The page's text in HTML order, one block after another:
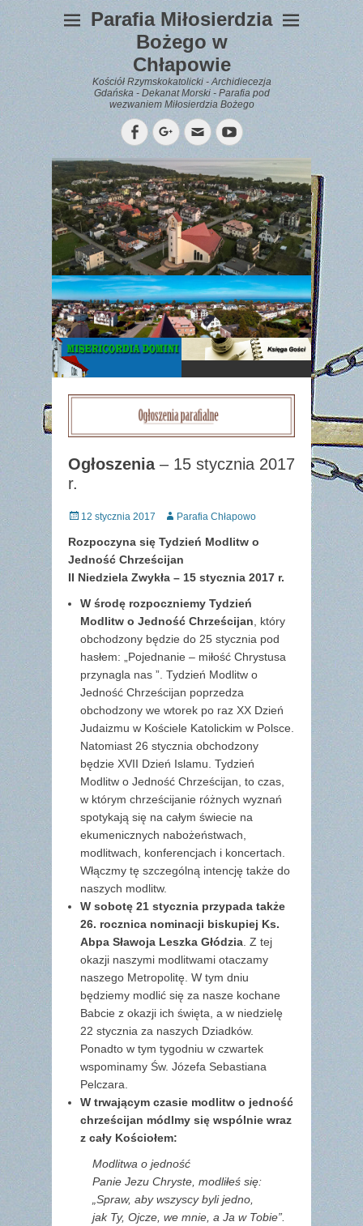
Parafia Miłosierdzia
Bożego w
Chłapowie
Kościół Rzymskokatolicki - Archidiecezja
Gdańska - Dekanat Morski - Parafia pod
wezwaniem Miłosierdzia Bożego
FacebookGoogleplus
EmailYouTube
WYPOCZYNEK
Gazetka
Parafialna
Ogłoszenia– 15 stycznia 2017
r.
Posted
12 stycznia 2017 Author
Parafia Chłapowo
Rozpoczyna się Tydzień Modlitw o
Jedność Chrześcijan
II Niedziela Zwykła – 15 stycznia 2017 r.
W środę rozpoczniemy Tydzień
Modlitw o Jedność Chrześcijan , który
obchodzony będzie do 25 stycznia pod
hasłem: „Pojednanie – miłość Chrystusa
przynagla nas ”. Tydzień Modlitw o
Jedność Chrześcijan poprzedza
obchodzony we wtorek po raz XX Dzień
Judaizmu w Kościele Katolickim w Polsce.
Natomiast 26 stycznia obchodzony
będzie XVII Dzień Islamu. Tydzień
Modlitw o Jedność Chrześcijan, to czas,
w którym chrześcijanie różnych wyznań
spotykają się na całym świecie na
ekumenicznych nabożeństwach,
modlitwach, konferencjach i koncertach.
Włączmy tę szczególną intencję także do
naszych modlitw.
W sobotę 21 stycznia przypada także
26. rocznica nominacji biskupiej Ks.
Abpa Sławoja Leszka Głódzia . Z tej
okazji naszymi modlitwami otaczamy
naszego Metropolitę. W tym dniu
będziemy modlić się za nasze kochane
Babcie z okazji ich święta, a w niedzielę
22 stycznia za naszych Dziadków.
Ponadto w tym tygodniu w czwartek
wspominamy Św. Józefa Sebastiana
Pelczara.
W trwającym czasie modlitw o jedność
chrześcijan módlmy się wspólnie wraz
z cały Kościołem:
Modlitwa o jedność
Panie Jezu Chryste, modliłeś się:
„Spraw, aby wszyscy byli jedno,
jak Ty, Ojcze, we mnie, a Ja w Tobie”.